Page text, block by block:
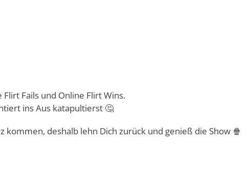
Fails und Online Flirt Wins.
ins Aus katapultierst 🤔
deshalb lehn Dich zurück und genieß die Show 🍿